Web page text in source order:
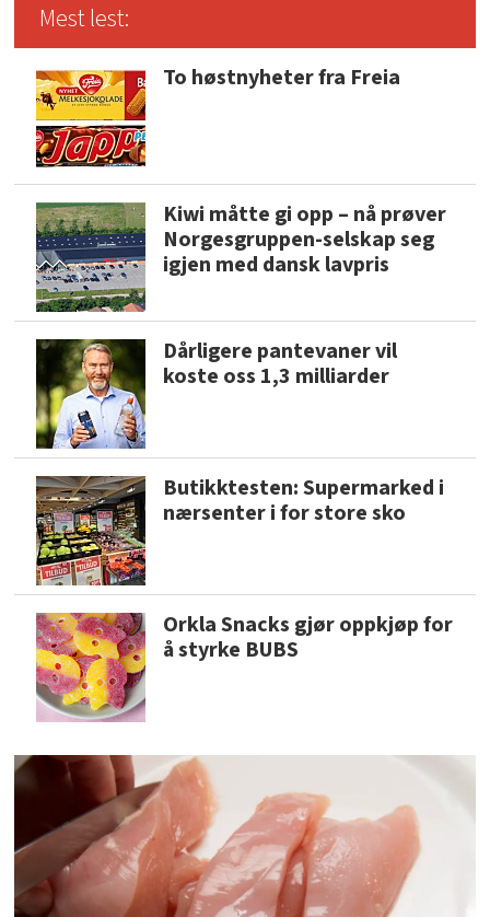
Mest lest:
To høstnyheter fra Freia
Kiwi måtte gi opp – nå prøver
Norgesgruppen-selskap seg
igjen med dansk lavpris
Dårligere pantevaner vil
koste oss 1,3 milliarder
Butikktesten: Supermarked i
nærsenter i for store sko
Orkla Snacks gjør oppkjøp for
å styrke BUBS